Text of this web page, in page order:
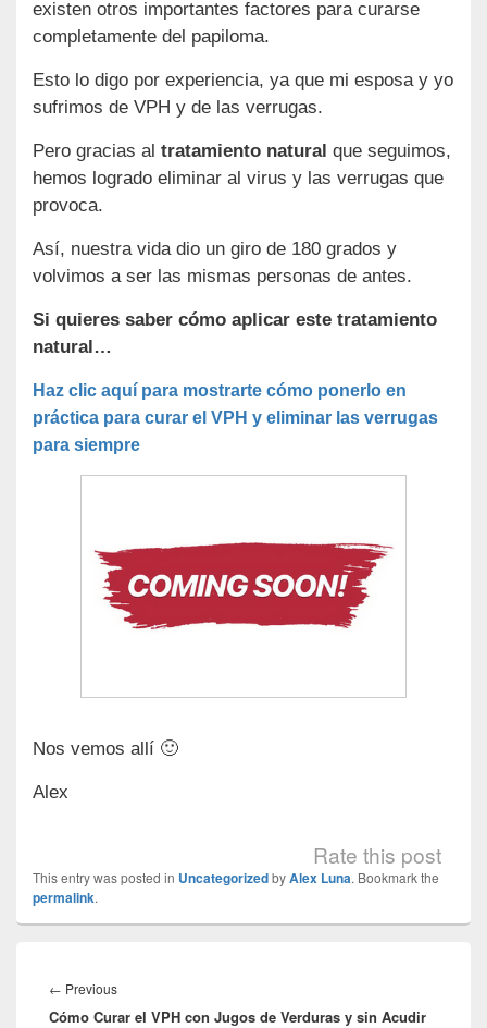
existen otros importantes factores para curarse
completamente del papiloma.
Esto lo digo por experiencia, ya que mi esposa y yo
sufrimos de VPH y de las verrugas.
Pero gracias al tratamiento natural que seguimos,
hemos logrado eliminar al virus y las verrugas que
provoca.
Así, nuestra vida dio un giro de 180 grados y
volvimos a ser las mismas personas de antes.
Si quieres saber cómo aplicar este tratamiento
natural…
Haz clic aquí para mostrarte cómo ponerlo en
práctica para curar el VPH y eliminar las verrugas
para siempre
Nos vemos allí 🙂
Alex
Rate this post
This entry was posted in UncategorizedbyAlex Luna. Bookmark the
permalink.
de
entradas
← PreviousPrevious
post:
Cómo Curar el VPH con Jugos de Verduras y sin Acudir